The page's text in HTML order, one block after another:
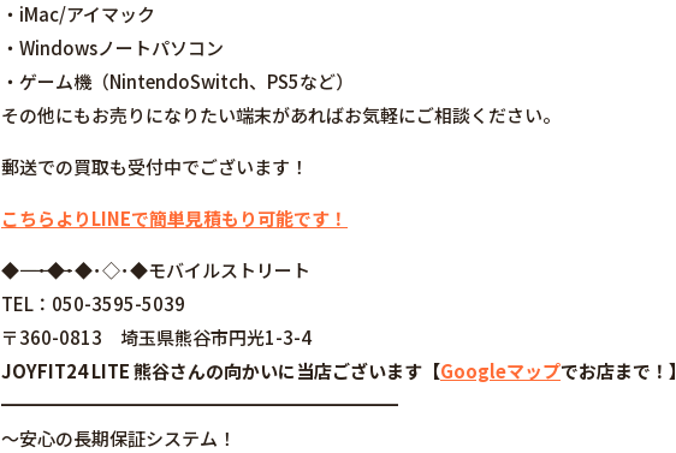
・iMac/アイマック
・Windowsノートパソコン
・ゲーム機（NintendoSwitch、PS5など）
その他にもお売りになりたい端末があればお気軽にご相談ください。
郵送での買取も受付中でございます！
こちらよりLINEで簡単見積もり可能です！
◆――――――――――――――――･◆･◆･◇･◆モバイルストリート
TEL：050-3595-5039
〒360-0813 埼玉県熊谷市円光1-3-4
JOYFIT24 LITE 熊谷さんの向かいに当店ございます【Googleマップでお店まで！】
━━━━━━━━━━━━━━━━━━━━━━
～安心の長期保証システム！